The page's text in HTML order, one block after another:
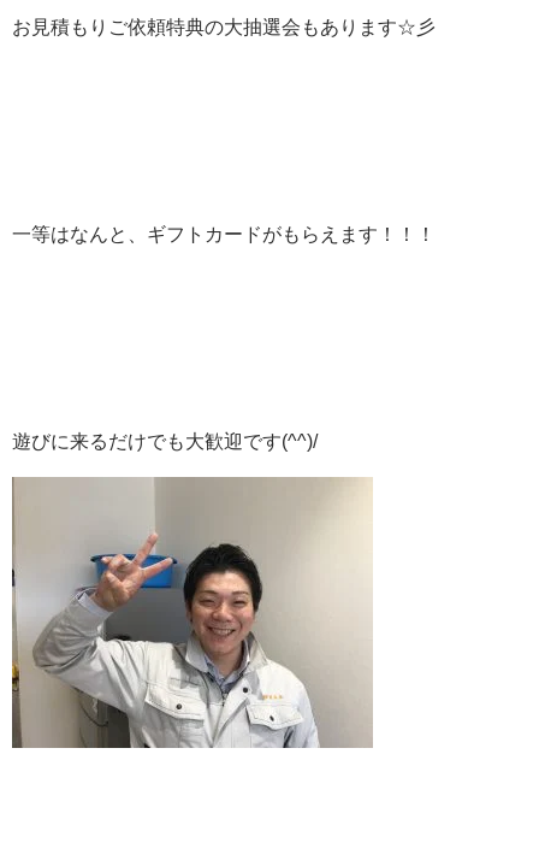
お見積もりご依頼特典の大抽選会もあります☆彡
一等はなんと、ギフトカードがもらえます！！！
遊びに来るだけでも大歓迎です(^^)/